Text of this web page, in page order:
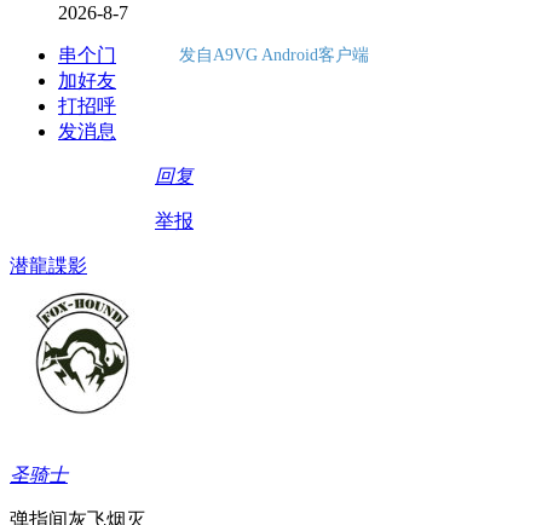
2026-8-7
串个门
加好友
打招呼
发消息
发自A9VG Android客户端
回复
举报
潜龍諜影
圣骑士
弹指间灰飞烟灭